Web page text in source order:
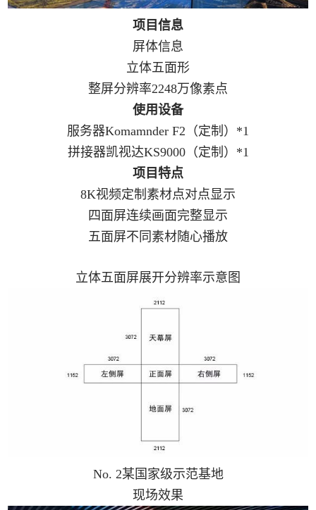
项目信息
屏体信息
立体五面形
整屏分辨率2248万像素点
使用设备
服务器Komamnder F2（定制）*1
拼接器凯视达KS9000（定制）*1
项目特点
8K视频定制素材点对点显示
四面屏连续画面完整显示
五面屏不同素材随心播放
立体五面屏展开分辨率示意图
No. 2某国家级示范基地
现场效果